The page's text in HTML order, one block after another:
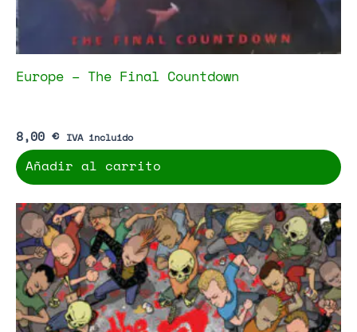
Europe – The Final Countdown
8,00 € IVA incluido
Añadir al carrito